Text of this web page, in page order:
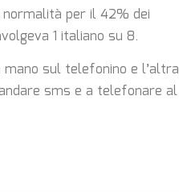
per il 42% dei
1 italiano su 8.
sul telefonino e l’altra
sms e a telefonare al